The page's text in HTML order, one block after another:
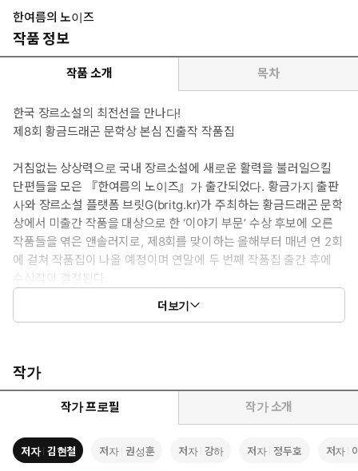
한여름의 노이즈
작품 정보
작품 소개 목차
한국 장르소설의 최전선을 만나다!
제8회 황금드래곤 문학상 본심 진출작 작품집
거침없는 상상력으로 국내 장르소설에 새로운 활력을 불러일으킬
단편들을 모은 『한여름의 노이즈』가 출간되었다. 황금가지 출판
사와 장르소설 플랫폼 브릿G(britg.kr)가 주최하는 황금드래곤 문학
상에서 미출간 작품을 대상으로 한 ‘이야기 부문’ 수상 후보에 오른
작품들을 엮은 앤솔러지로, 제8회를 맞이하는 올해부터 매년 연 2회
에 걸쳐 작품집이 나올 예정이며 연말에 두 번째 작품집 출간 후에
수상작이 결정된다.
브릿G에 게재되는 수백 편의 작품들에서 엄선한 6편의 수록작은 기
차량의 소유주가 사건의 진실에 다가가는 과정을 그린 「잔존의 신
호」, 신설된 ‘사기특별법’에 의해 형을 살게 된 범죄자들을 모은 교
도소에서 또 다른 거대한 사기가 펼쳐지는 「신사기옥」, 대학교에
서 발생한 테러 사건의 심층에 있는 소쉬르의 언어 이론과 인간의
인식 체계를 탐구하는 「假稱: 가멋」은 긴장감 넘치는 범죄 사건을
중심으로 인간의 심연을 들여다본다. 키치한 매력이 넘치는 창작 신
더보기
작가
작가 프로필 작가 소개
저자 김현철 저자 권성훈 저자 강하 저자 정두호 저자